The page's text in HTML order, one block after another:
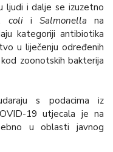
ljudi i dalje se izuzetno
colii Salmonella na
kategoriji antibiotika
u liječenju određenih
zoonotskih bakterija
s podacima iz
19 utjecala je na
u oblasti javnog